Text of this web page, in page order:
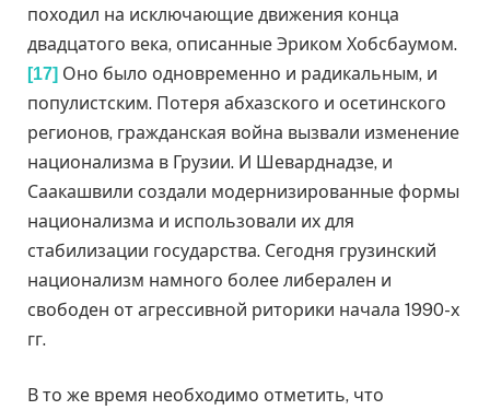
походил на исключающие движения конца
двадцатого века, описанные Эриком Хобсбаумом.
[17] Оно было одновременно и радикальным, и
популистским. Потеря абхазского и осетинского
регионов, гражданская война вызвали изменение
национализма в Грузии. И Шеварднадзе, и
Саакашвили создали модернизированные формы
национализма и использовали их для
стабилизации государства. Сегодня грузинский
национализм намного более либерален и
свободен от агрессивной риторики начала 1990-х
гг.
В то же время необходимо отметить, что